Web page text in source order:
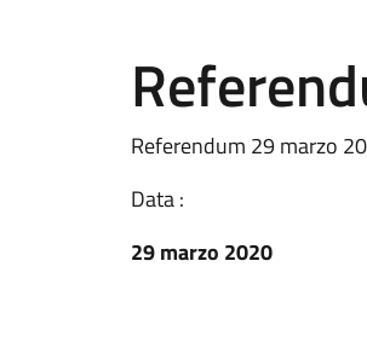
Referendum 29 marzo
Data :
29 marzo 2020